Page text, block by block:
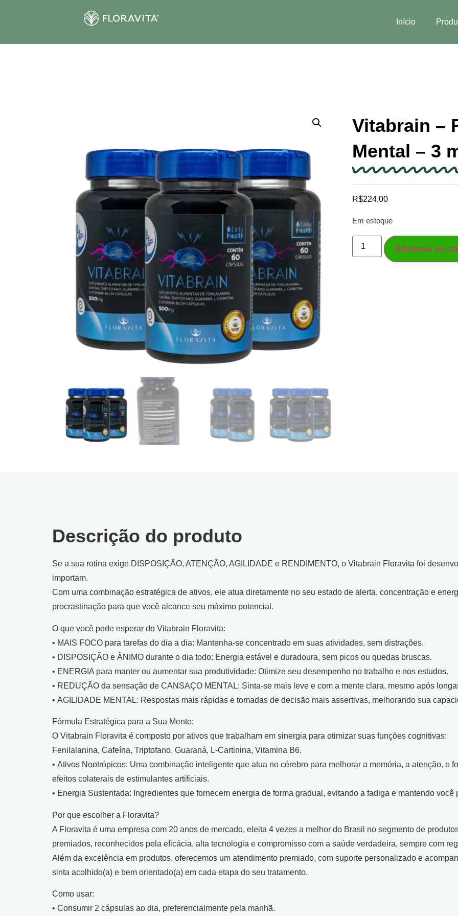
Início
Vitabrain –
Mental – 3
R$224,00
Em estoque
Adicionar ao
Descrição do produto
Se a sua rotina exige DISPOSIÇÃO, ATENÇÃO, AGILIDADE e RENDIMENTO, o Vitabrain Floravita foi
importam.
Com uma combinação estratégica de ativos, ele atua diretamente no seu estado de alerta, concentração e
procrastinação para que você alcance seu máximo potencial.
O que você pode esperar do Vitabrain Floravita:
• MAIS FOCO para tarefas do dia a dia: Mantenha-se concentrado em suas atividades, sem distrações.
• DISPOSIÇÃO e ÂNIMO durante o dia todo: Energia estável e duradoura, sem picos ou quedas bruscas.
• ENERGIA para manter ou aumentar sua produtividade: Otimize seu desempenho no trabalho e nos estudos.
• REDUÇÃO da sensação de CANSAÇO MENTAL: Sinta-se mais leve e com a mente clara, mesmo após
• AGILIDADE MENTAL: Respostas mais rápidas e tomadas de decisão mais assertivas, melhorando sua
Fórmula Estratégica para a Sua Mente:
O Vitabrain Floravita é composto por ativos que trabalham em sinergia para otimizar suas funções cognitivas:
Fenilalanina, Cafeína, Triptofano, Guaraná, L-Cartinina, Vitamina B6.
• Ativos Nootrópicos: Uma combinação inteligente que atua no cérebro para melhorar a memória, a atenção, o
efeitos colaterais de estimulantes artificiais.
• Energia Sustentada: Ingredientes que fornecem energia de forma gradual, evitando a fadiga e mantendo você
Por que escolher a Floravita?
A Floravita é uma empresa com 20 anos de mercado, eleita 4 vezes a melhor do Brasil no segmento de
premiados, reconhecidos pela eficácia, alta tecnologia e compromisso com a saúde verdadeira, sempre com
Além da excelência em produtos, oferecemos um atendimento premiado, com suporte personalizado e
sinta acolhido(a) e bem orientado(a) em cada etapa do seu tratamento.
Como usar:
• Consumir 2 cápsulas ao dia, preferencialmente pela manhã.